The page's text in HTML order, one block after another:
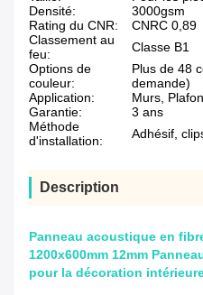
Densité:
3000gsm
Rating du CNR:
CNRC 0,89
Classement au
feu:
Classe B1
Options de
couleur:
Plus de 48
demande)
Application:
Murs,
Garantie:
3 ans
Méthode
d'installation:
Adhésif,
Description
Panneau acoustique en
1200x600mm 12mm
pour la décoration